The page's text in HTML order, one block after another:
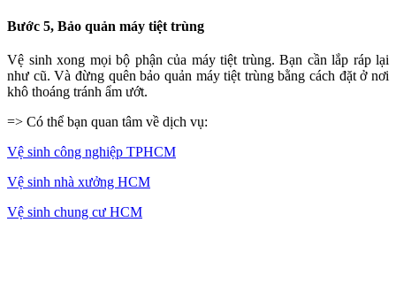
Bước 5, Bảo quản máy tiệt trùng
Vệ sinh xong mọi bộ phận của máy tiệt trùng. Bạn cần lắp ráp lại
như cũ. Và đừng quên bảo quản máy tiệt trùng bằng cách đặt ở nơi
khô thoáng tránh ẩm ướt.
=> Có thể bạn quan tâm về dịch vụ:
Vệ sinh công nghiệp TPHCM
Vệ sinh nhà xưởng HCM
Vệ sinh chung cư HCM